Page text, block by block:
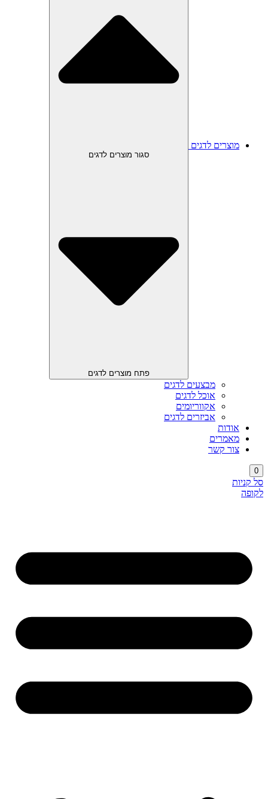
מוצרים לדגים
סגור מוצרים לדגים
פתח מוצרים לדגים
מבצעים לדגים
אוכל לדגים
אקווריומים
אביזרים לדגים
אודות
מאמרים
צור קשר
0
סל קניות
לקופה